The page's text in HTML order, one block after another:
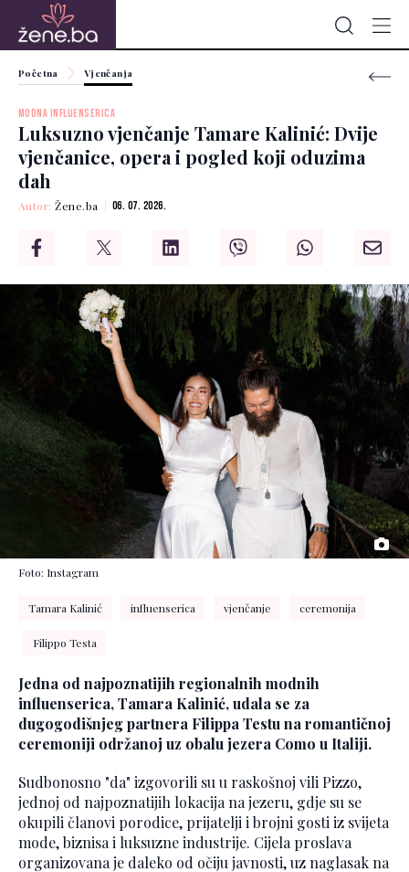
Početna Vjenčanja
MODNA INFLUENSERICA
Luksuzno vjenčanje Tamare Kalinić: Dvije
vjenčanice, opera i pogled koji oduzima
dah
Autor:Žene.ba 06. 07. 2026.
Foto: Instagram
Tamara Kalinić influenserica vjenčanje ceremonija
Filippo Testa
Jedna od najpoznatijih regionalnih modnih
influenserica, Tamara Kalinić, udala se za
dugogodišnjeg partnera Filippa Testu na romantičnoj
ceremoniji održanoj uz obalu jezera Como u Italiji.
Sudbonosno "da" izgovorili su u raskošnoj vili Pizzo,
jednoj od najpoznatijih lokacija na jezeru, gdje su se
okupili članovi porodice, prijatelji i brojni gosti iz svijeta
mode, biznisa i luksuzne industrije. Cijela proslava
organizovana je daleko od očiju javnosti, uz naglasak na